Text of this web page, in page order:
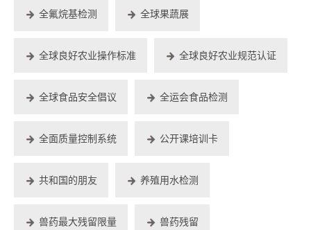
全氟烷基检测 全球果蔬展
全球良好农业操作标准 全球良好农业规范认证
全球食品安全倡议 全运会食品检测
全面质量控制系统 公开课培训卡
共和国的朋友 养殖用水检测
兽药最大残留限量 兽药残留